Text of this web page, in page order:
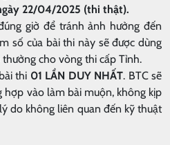
22/04/2025 (thi thật).
giờ để tránh ảnh hưởng đến
số của bài thi này sẽ được dùng
cho vòng thi cấp Tỉnh.
thi 01 LẦN DUY NHẤT. BTC sẽ
hợp vào làm bài muộn, không kịp
do không liên quan đến kỹ thuật